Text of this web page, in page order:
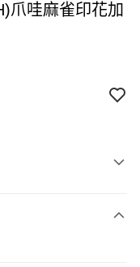
爪哇麻雀印花加